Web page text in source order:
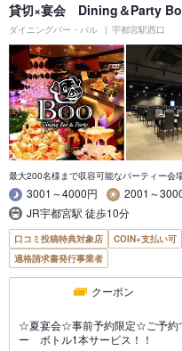
貸切×宴会 Dining＆Party
ダイニングバー・バル 宇都宮駅西口
最大200名様まで収容可能なパーティー会
3001～4000円
2001～
JR宇都宮駅 徒歩10分
口コミ投稿特典対象店 COIN+支払い可
適格請求書発行事業者
クーポン
☆夏宴会☆事前予約限定☆ご予約
ー ボトル1本サービス！！